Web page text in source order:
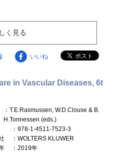
く見る
いいね
in Vascular Diseases, 6t
：T.E.Rasmussen, W.D.Clouse & B.
H.Tonnessen (eds.)
：978-1-4511-7523-3
：WOLTERS KLUWER
：2019年